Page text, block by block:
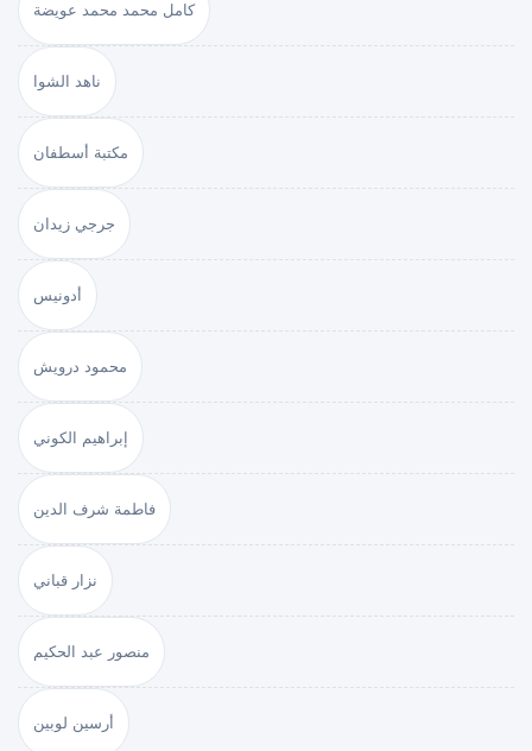
كامل محمد محمد عويضة
ناهد الشوا
مكتبة أسطفان
جرجي زيدان
أدونيس
محمود درويش
إبراهيم الكوني
فاطمة شرف الدين
نزار قباني
منصور عبد الحكيم
أرسين لوبين